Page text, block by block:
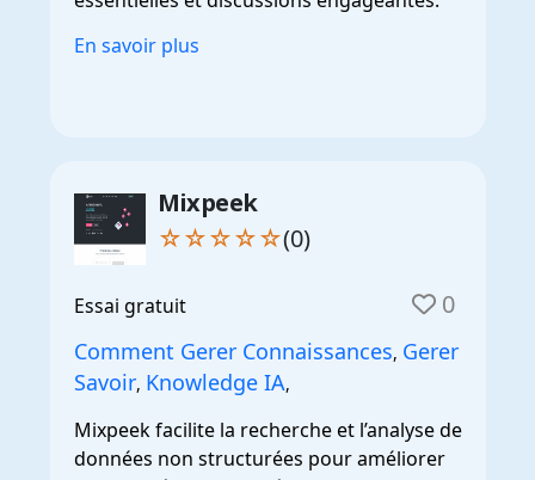
En savoir plus
Mixpeek
☆☆☆☆☆(0)
Essai gratuit 0
Comment Gerer Connaissances, Gerer
Savoir, Knowledge IA,
Mixpeek facilite la recherche et l’analyse de
données non structurées pour améliorer